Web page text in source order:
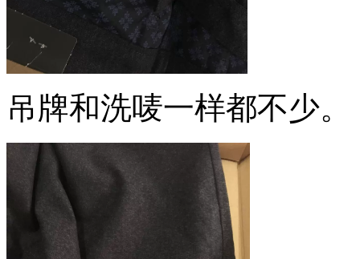
吊牌和洗唛一样都不少。